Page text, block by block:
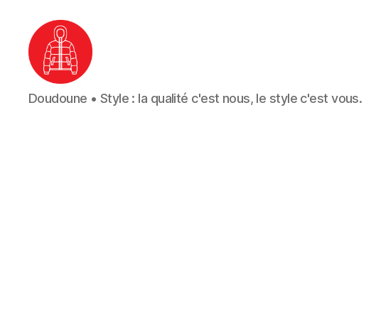
Doudoune
•
Doudoune • Style : la qualité c'est nous, le style c'est vous.